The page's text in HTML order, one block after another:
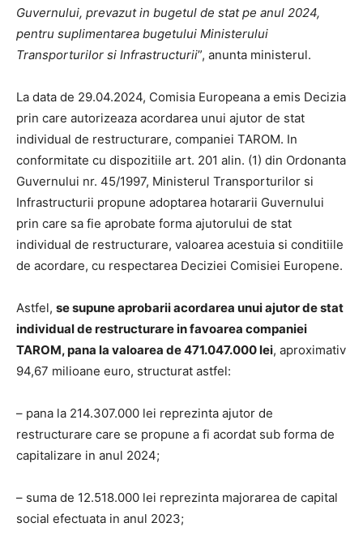
Guvernului, prevazut in bugetul de stat pe anul 2024,
pentru suplimentarea bugetului Ministerului
Transporturilor si Infrastructurii”, anunta ministerul.
La data de 29.04.2024, Comisia Europeana a emis Decizia
prin care autorizeaza acordarea unui ajutor de stat
individual de restructurare, companiei TAROM. In
conformitate cu dispozitiile art. 201 alin. (1) din Ordonanta
Guvernului nr. 45/1997, Ministerul Transporturilor si
Infrastructurii propune adoptarea hotararii Guvernului
prin care sa fie aprobate forma ajutorului de stat
individual de restructurare, valoarea acestuia si conditiile
de acordare, cu respectarea Deciziei Comisiei Europene.
Astfel, se supune aprobarii acordarea unui ajutor de stat
individual de restructurare in favoarea companiei
TAROM, pana la valoarea de 471.047.000 lei, aproximativ
94,67 milioane euro, structurat astfel:
– pana la 214.307.000 lei reprezinta ajutor de
restructurare care se propune a fi acordat sub forma de
capitalizare in anul 2024;
– suma de 12.518.000 lei reprezinta majorarea de capital
social efectuata in anul 2023;